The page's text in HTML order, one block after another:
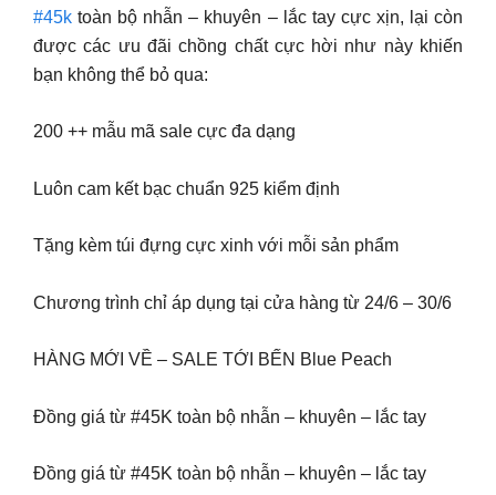
#45k toàn bộ nhẫn – khuyên – lắc tay cực xịn, lại còn
được các ưu đãi chồng chất cực hời như này khiến
bạn không thể bỏ qua:
200 ++ mẫu mã sale cực đa dạng
Luôn cam kết bạc chuẩn 925 kiểm định
Tặng kèm túi đựng cực xinh với mỗi sản phẩm
Chương trình chỉ áp dụng tại cửa hàng từ 24/6 – 30/6
HÀNG MỚI VỀ – SALE TỚI BẾN Blue Peach
Đồng giá từ #45K toàn bộ nhẫn – khuyên – lắc tay
Đồng giá từ #45K toàn bộ nhẫn – khuyên – lắc tay